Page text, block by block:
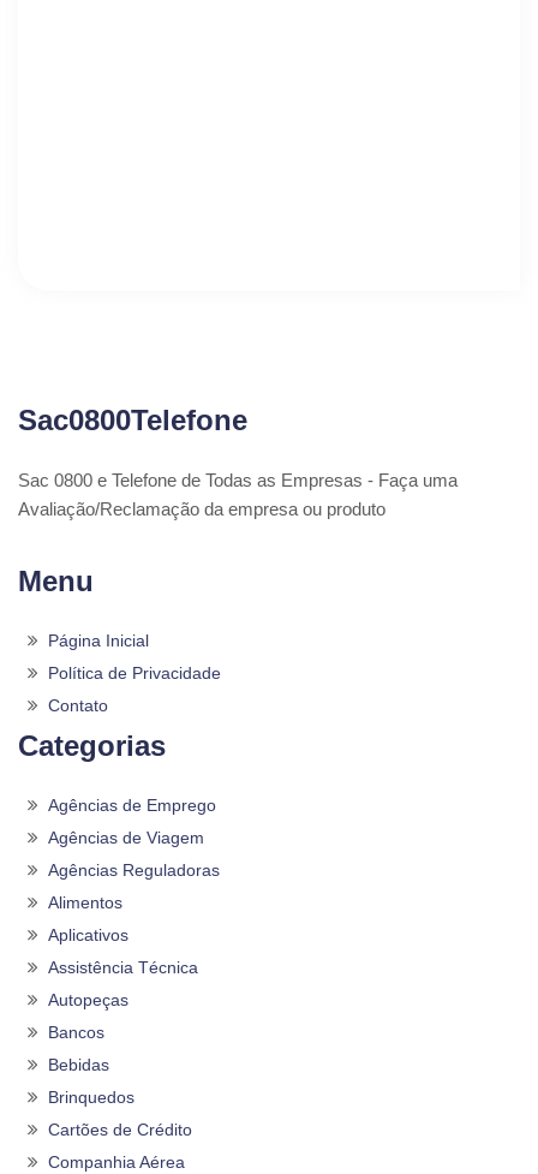
Sac0800Telefone
Sac 0800 e Telefone de Todas as Empresas - Faça uma
Avaliação/Reclamação da empresa ou produto
Menu
Página Inicial
Política de Privacidade
Contato
Categorias
Agências de Emprego
Agências de Viagem
Agências Reguladoras
Alimentos
Aplicativos
Assistência Técnica
Autopeças
Bancos
Bebidas
Brinquedos
Cartões de Crédito
Companhia Aérea